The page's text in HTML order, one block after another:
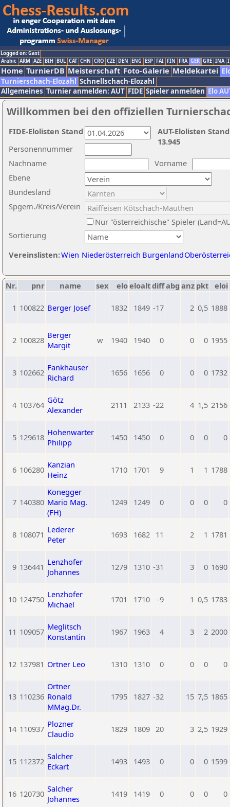
Logged on: Gast
Arabic ARM AZE BIH BUL CAT CHN CRO CZE DEN ENG ESP FAI FIN FRA GER GRE INA
Home TurnierDB Meisterschaft Foto-Galerie Meldekartei
Turnierschach-Elozahl Schnellschach-Elozahl
Allgemeines Turnier anmelden: AUT FIDE Spieler anmelden Elo
Willkommen bei den offiziellen
Nachname
Vorname
Ebene
Sortierung
Personennummer
Bundesland
Spgem./Kreis/Verein
Nur "österreichische" Spieler
Vereinslisten:Wien Niederösterreich Burgenland
AUT-Elolisten
13.945
FIDE-Elolisten Stand
Nr. pnr name sex eloeloaltdiffabg anz pkt eloi
1 100822 Berger Josef 1832 1849 -17 2 0,5 1888
2 100828 Berger
Margit
w 1940 1940 0 0 0 1955
3 102662 Fankhauser
Richard
1656 1656 0 0 0 1732
4 103764 Götz
Alexander
2111 2133 -22 4 1,5 2156
5 129618 Hohenwarter
Philipp
1450 1450 0 0 0 0
6 106280 Kanzian
Heinz
1710 1701 9 1 1 1788
7 140380
Konegger
Mario Mag.
(FH)
1249 1249 0 0 0 0
8 108071 Lederer
Peter
1693 1682 11 2 1 1781
9 136441 Lenzhofer
Johannes
1279 1310 -31 3 0 1690
10 124750 Lenzhofer
Michael
1701 1710 -9 1 0,5 1783
11 109057 Meglitsch
Konstantin
1967 1963 4 3 2 2000
12 137981 Ortner Leo 1310 1310 0 0 0 0
13 110236
Ortner
Ronald
MMag.Dr.
1795 1827 -32 15 7,5 1865
14 110937 Plozner
Claudio
1829 1809 20 3 2,5 1929
15 112372 Salcher
Eckart
1493 1493 0 0 0 1599
16 120730 Salcher
Johannes
1419 1419 0 0 0 0